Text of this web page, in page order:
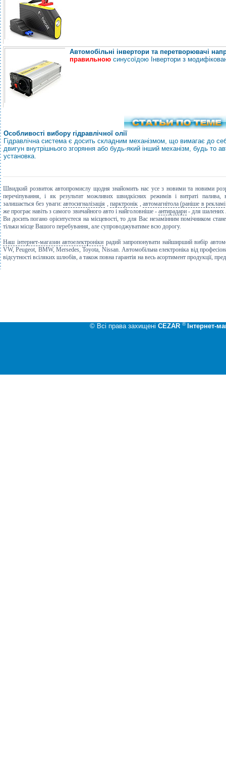
Автомобільні інвертори та перетворювачі
правильною синусоїдою Інвертори з
Особливості вибору гідравлічної олії
Гідравлічна система є досить складним механізмом, що вимагає до
двигун внутрішнього згоряння або будь-який інший механізм, будь то
установка.
Швидкий розвиток автопромислу щодня знайомить нас усе з новими та новими
перечіпування, і як результат можливих швидкісних режимів і витраті палива,
залишається без уваги:​​автосигналізація ,парктронік , автомагнітола (раніше в
же програє навітьз самого звичайного авто і найголовніше -антирадари - для шалених
Ви досить погано орієнтуєтеся на місцевості, то для Вас незамінним помічником
тільки місце Вашого перебування, але супроводжуватиме всю дорогу.
Наш інтернет-магазин автоелектроніки радий запропонувати найширший вибір
VW, Peugeot, BMW, Mersedes, Toyota, Nissan. Автомобільна електроніка від
відсутності всіляких шлюбів, а також повна гарантія на весь асортимент продукції,
© Всі права захищені CEZAR ® Інтернет-